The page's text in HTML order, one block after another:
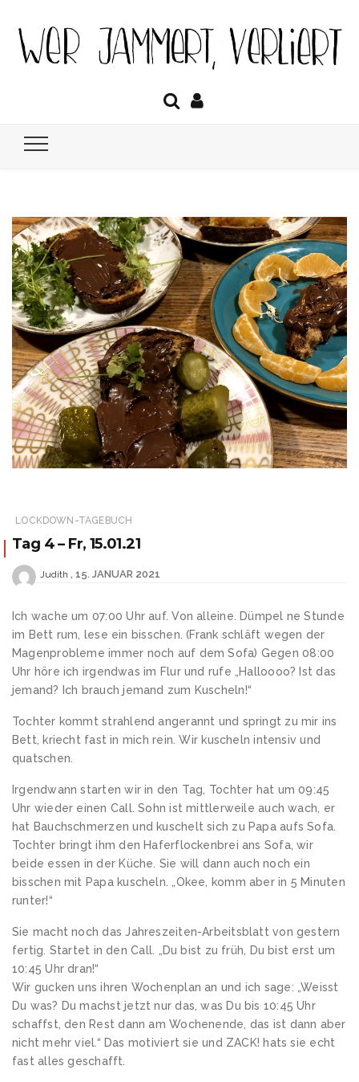
Wer jammert
Das Tagebuch über Lockdown, Homeschooling, Optimismus &
Co.
LOCKDOWN-TAGEBUCH
Tag 4 – Fr, 15.01.21
Judith 15. JANUAR 2021
Ich wache um 07:00 Uhr auf. Von alleine. Dümpel ne Stunde
im Bett rum, lese ein bisschen. (Frank schläft wegen der
Magenprobleme immer noch auf dem Sofa) Gegen 08:00
Uhr höre ich irgendwas im Flur und rufe „Halloooo? Ist das
jemand? Ich brauch jemand zum Kuscheln!“
Tochter kommt strahlend angerannt und springt zu mir ins
Bett, kriecht fast in mich rein. Wir kuscheln intensiv und
quatschen.
Irgendwann starten wir in den Tag, Tochter hat um 09:45
Uhr wieder einen Call. Sohn ist mittlerweile auch wach, er
hat Bauchschmerzen und kuschelt sich zu Papa aufs Sofa.
Tochter bringt ihm den Haferflockenbrei ans Sofa, wir
beide essen in der Küche. Sie will dann auch noch ein
bisschen mit Papa kuscheln. „Okee, komm aber in 5 Minuten
runter!“
Sie macht noch das Jahreszeiten-Arbeitsblatt von gestern
fertig. Startet in den Call. „Du bist zu früh, Du bist erst um
10:45 Uhr dran!“
Wir gucken uns ihren Wochenplan an und ich sage: „Weisst
Du was? Du machst jetzt nur das, was Du bis 10:45 Uhr
schaffst, den Rest dann am Wochenende, das ist dann aber
nicht mehr viel.“ Das motiviert sie und ZACK! hats sie echt
fast alles geschafft.